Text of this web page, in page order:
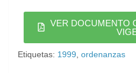
VER DOCUMENTO
Etiquetas: 1999 ordenanzas